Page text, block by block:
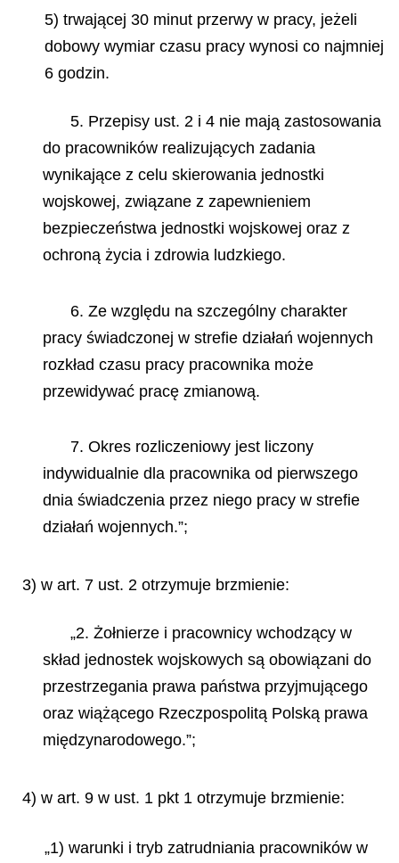
5) trwającej 30 minut przerwy w pracy, jeżeli
dobowy wymiar czasu pracy wynosi co najmniej
6 godzin.
5. Przepisy ust. 2 i 4 nie mają zastosowania
do pracowników realizujących zadania
wynikające z celu skierowania jednostki
wojskowej, związane z zapewnieniem
bezpieczeństwa jednostki wojskowej oraz z
ochroną życia i zdrowia ludzkiego.
6. Ze względu na szczególny charakter
pracy świadczonej w strefie działań wojennych
rozkład czasu pracy pracownika może
przewidywać pracę zmianową.
7. Okres rozliczeniowy jest liczony
indywidualnie dla pracownika od pierwszego
dnia świadczenia przez niego pracy w strefie
działań wojennych.”;
3) w art. 7 ust. 2 otrzymuje brzmienie:
„2. Żołnierze i pracownicy wchodzący w
skład jednostek wojskowych są obowiązani do
przestrzegania prawa państwa przyjmującego
oraz wiążącego Rzeczpospolitą Polską prawa
międzynarodowego.”;
4) w art. 9 w ust. 1 pkt 1 otrzymuje brzmienie:
„1) warunki i tryb zatrudniania pracowników w